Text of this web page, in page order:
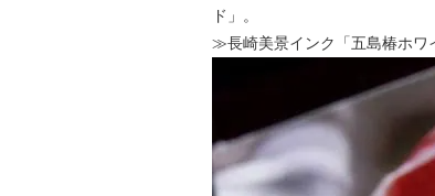
ド」。
≫長崎美景インク「五島椿ホワ